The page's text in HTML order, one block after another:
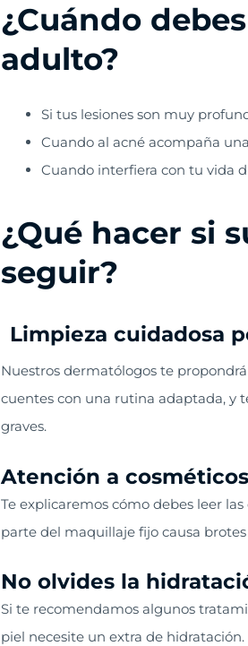
¿Cuándo
adulto?
Si tus lesiones son muy
Cuando al acné acompaña
Cuando interfiera con tu vida
¿Qué hacer si
seguir?
Limpieza cuidadosa
Nuestros dermatólogos te
cuentes con una rutina adaptada, y
graves.
Atención a
Te explicaremos cómo debes leer
parte del maquillaje fijo causa
No olvides la
Si te recomendamos algunos
piel necesite un extra de